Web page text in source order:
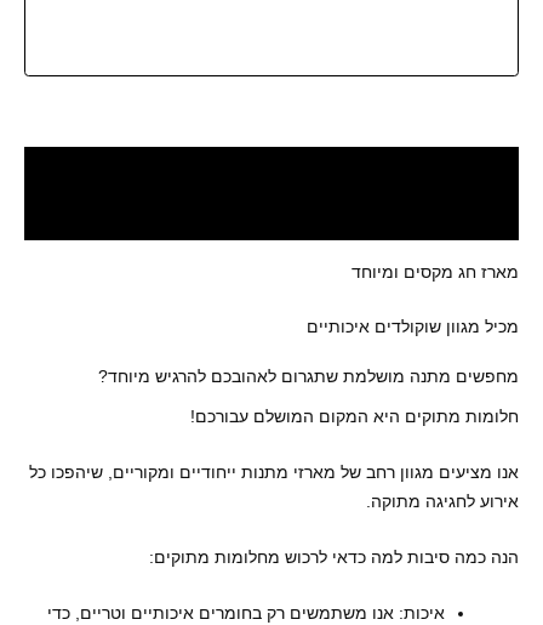
מארז חג מקסים ומיוחד
מכיל מגוון שוקולדים איכותיים
מחפשים מתנה מושלמת שתגרום לאהובכם להרגיש מיוחד?
חלומות מתוקים היא המקום המושלם עבורכם!
אנו מציעים מגוון רחב של מארזי מתנות ייחודיים ומקוריים, שיהפכו כל
אירוע לחגיגה מתוקה.
הנה כמה סיבות למה כדאי לרכוש מחלומות מתוקים:
איכות: אנו משתמשים רק בחומרים איכותיים וטריים, כדי